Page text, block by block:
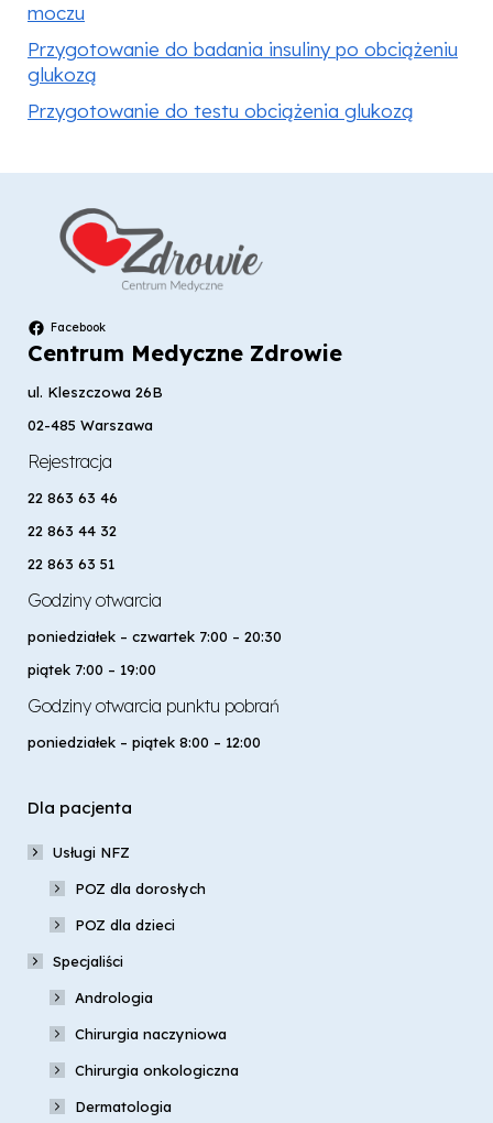
moczu
Przygotowanie do badania insuliny po obciążeniu
glukozą
Przygotowanie do testu obciążenia glukozą
Facebook
Centrum Medyczne Zdrowie
ul. Kleszczowa 26B
02-485 Warszawa
Rejestracja
22 863 63 46
22 863 44 32
22 863 63 51
Godziny otwarcia
poniedziałek – czwartek 7:00 – 20:30
piątek 7:00 – 19:00
Godziny otwarcia punktu pobrań
poniedziałek – piątek 8:00 – 12:00
Dla pacjenta
Usługi NFZ
POZ dla dorosłych
POZ dla dzieci
Specjaliści
Andrologia
Chirurgia naczyniowa
Chirurgia onkologiczna
Dermatologia